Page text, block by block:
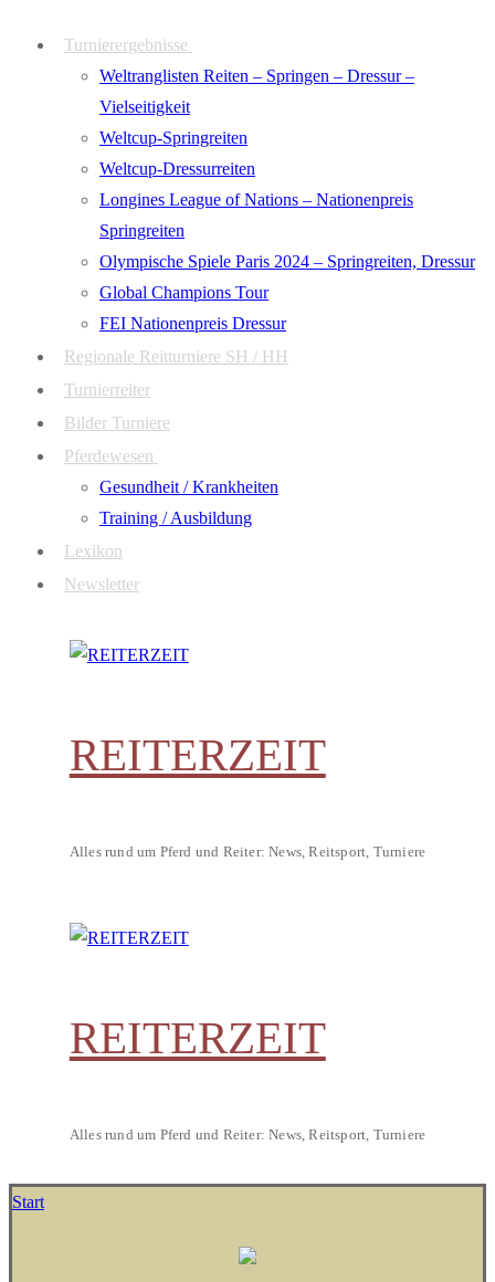
Turnierergebnisse
Weltranglisten Reiten – Springen – Dressur –
Vielseitigkeit
Weltcup-Springreiten
Weltcup-Dressurreiten
Longines League of Nations – Nationenpreis
Springreiten
Olympische Spiele Paris 2024 – Springreiten, Dressur
Global Champions Tour
FEI Nationenpreis Dressur
Regionale Reitturniere SH / HH
Turnierreiter
Bilder Turniere
Pferdewesen
Gesundheit / Krankheiten
Training / Ausbildung
Lexikon
Newsletter
REITERZEIT
Alles rund um Pferd und Reiter: News, Reitsport, Turniere
REITERZEIT
Alles rund um Pferd und Reiter: News, Reitsport, Turniere
Start